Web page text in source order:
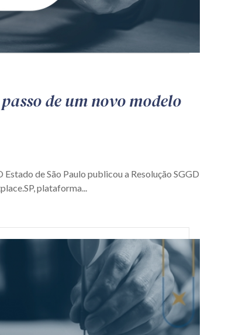
de um novo modelo
de São Paulo publicou a Resolução SGGD
plataforma...